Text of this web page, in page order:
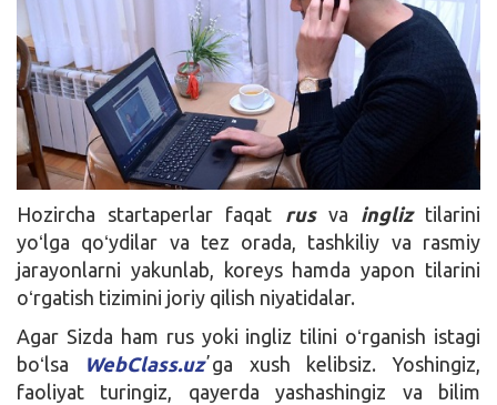
Hozircha startaperlar faqat rusva ingliztilarini
yoʻlga qoʻydilar va tez orada, tashkiliy va rasmiy
jarayonlarni yakunlab, koreys hamda yapon tilarini
oʻrgatish tizimini joriy qilish niyatidalar.
Agar Sizda ham rus yoki ingliz tilini oʻrganish istagi
boʻlsa
WebClass.uzʼga xush kelibsiz. Yoshingiz,
faoliyat turingiz, qayerda yashashingiz va bilim